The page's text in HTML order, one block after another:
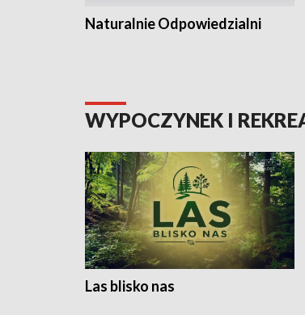
Naturalnie Odpowiedzialni
WYPOCZYNEK I
Las blisko nas